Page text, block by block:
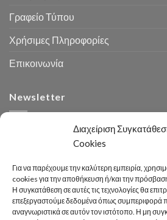
Διαχείριση
Cookies
Για να παρέχουμε την καλύτερη εμπειρία,
cookies για την αποθήκευση ή/και την
Η συγκατάθεση σε αυτές τις τεχνολογίες θα
επεξεργαστούμε δεδομένα όπως συμπεριφορά
αναγνωριστικά σε αυτόν τον ιστότοπο. Η μη
Γραφείο Τύπου
Χρήσιμες Πληροφορίες
Επικοινωνία
Newsletter
Αναζήτηση